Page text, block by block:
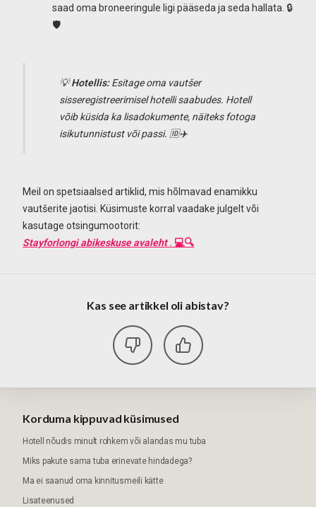
saad oma broneeringule ligi pääseda ja seda hallata. 🔒
🛡️
💡Hotellis:Esitage oma vautšer
sisseregistreerimisel hotelli saabudes. Hotell
võib küsida ka lisadokumente, näiteks fotoga
isikutunnistust või passi. 🆔✈️
Meil on spetsiaalsed artiklid, mis hõlmavad enamikku
vautšerite jaotisi. Küsimuste korral vaadake julgelt või
kasutage otsingumootorit:
Stayforlongi abikeskuse avaleht. 💻🔍
Kas see artikkel oli abistav?
Korduma kippuvad küsimused
Hotell nõudis minult rohkem või alandas mu tuba
Miks pakute sama tuba erinevate hindadega?
Ma ei saanud oma kinnitusmeili kätte
Lisateenused